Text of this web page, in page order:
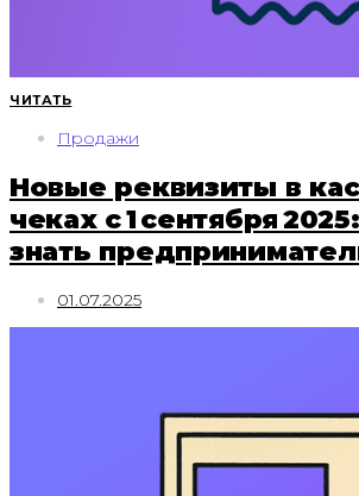
ЧИТАТЬ
Продажи
Новые реквизиты в
чеках с 1 сентября
знать
01.07.2025